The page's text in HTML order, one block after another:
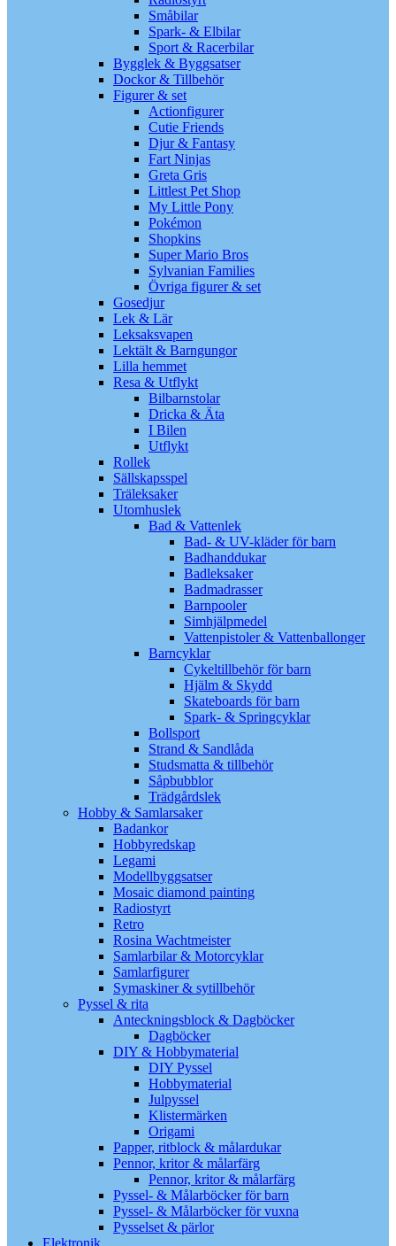
Småbilar
Spark- & Elbilar
Sport & Racerbilar
Bygglek & Byggsatser
Dockor & Tillbehör
Figurer & set
Actionfigurer
Cutie Friends
Djur & Fantasy
Fart Ninjas
Greta Gris
Littlest Pet Shop
My Little Pony
Pokémon
Shopkins
Super Mario Bros
Sylvanian Families
Övriga figurer & set
Gosedjur
Lek & Lär
Leksaksvapen
Lektält & Barngungor
Lilla hemmet
Resa & Utflykt
Bilbarnstolar
Dricka & Äta
I Bilen
Utflykt
Rollek
Sällskapsspel
Träleksaker
Utomhuslek
Bad & Vattenlek
Bad- & UV-kläder för barn
Badhanddukar
Badleksaker
Badmadrasser
Barnpooler
Simhjälpmedel
Vattenpistoler & Vattenballonger
Barncyklar
Cykeltillbehör för barn
Hjälm & Skydd
Skateboards för barn
Spark- & Springcyklar
Bollsport
Strand & Sandlåda
Studsmatta & tillbehör
Såpbubblor
Trädgårdslek
Hobby & Samlarsaker
Badankor
Hobbyredskap
Legami
Modellbyggsatser
Mosaic diamond painting
Radiostyrt
Retro
Rosina Wachtmeister
Samlarbilar & Motorcyklar
Samlarfigurer
Symaskiner & sytillbehör
Pyssel & rita
Anteckningsblock & Dagböcker
Dagböcker
DIY & Hobbymaterial
DIY Pyssel
Hobbymaterial
Julpyssel
Klistermärken
Origami
Papper, ritblock & målardukar
Pennor, kritor & målarfärg
Pennor, kritor & målarfärg
Pyssel- & Målarböcker för barn
Pyssel- & Målarböcker för vuxna
Pysselset & pärlor
Elektronik